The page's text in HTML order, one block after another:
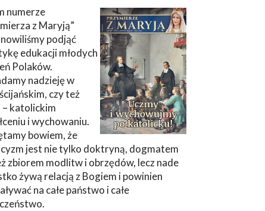
numerze
z Maryją”
podjąć
edukacji młodych
Polaków.
nadzieję w
czy też
– katolickim
i wychowaniu.
bowiem, że
jest nie tylko doktryną, dogmatem
zbiorem modlitw i obrzędów, lecz nade
żywą relacją z Bogiem i powinien
na całe państwo i całe